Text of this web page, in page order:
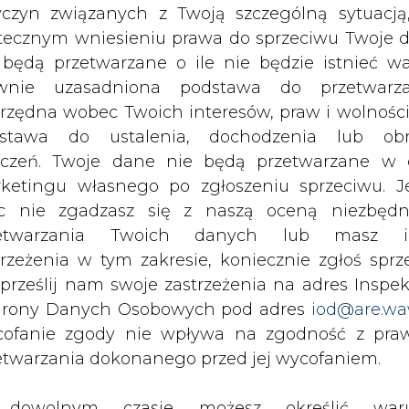
nie zgadzasz się z naszą oceną
Twoich danych lub masz
w tym zakresie, koniecznie zgłoś
nam swoje zastrzeżenia na adres
Danych Osobowych pod adres
zgody nie wpływa na zgodność z
dokonanego przed jej wycofaniem.
czasie możesz określić
i dostępu do plików
przeglądarki internetowej.
zgadzasz się na wykorzystanie technologii
wystarczy kliknąć poniższy przycisk
ale mówi +nie+, jeśli to się będzie
Dodał, że polityka klimatyczna musi
Dlatego - jak mówił - Polska
w miksie energetycznym.
jej udział w miksie
zaplecza w konwencjonalnych
tak, na ile nas stać, lub też, na ile zechcą
jest zainteresowane zmianą, co
w przyszłym roku. Według wiceministra
energii - PAP). Nie ma na sali osoby,